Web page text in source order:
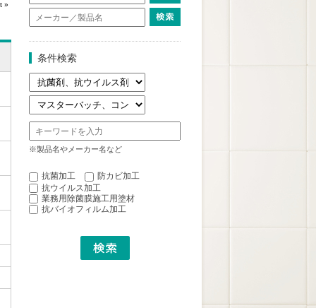
»
条件検索
※製品名やメーカー名など
抗菌加工
防カビ加工
抗ウイルス加工
業務用除菌膜施工用塗材
抗バイオフィルム加工